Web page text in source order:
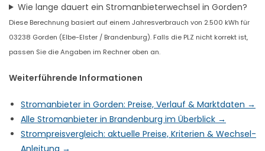
Wie lange dauert ein Stromanbieterwechsel in Gorden?
Diese Berechnung basiert auf einem Jahresverbrauch von 2.500 kWh für
03238 Gorden (Elbe-Elster / Brandenburg). Falls die PLZ nicht korrekt ist,
passen Sie die Angaben im Rechner oben an.
Weiterführende Informationen
Stromanbieter in Gorden: Preise, Verlauf & Marktdaten →
Alle Stromanbieter in Brandenburg im Überblick →
Strompreisvergleich: aktuelle Preise, Kriterien & Wechsel-
Anleitung →